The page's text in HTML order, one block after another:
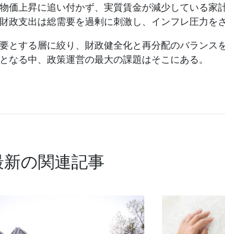
価上昇に追い付かず、実質賃金が減少している家
政支出は総需要を過剰に刺激し、インフレ圧力を
とする層に絞り、財政健全化と再分配のバランス
なる中、政策運営の最大の課題はそこにある。
新の関連記事